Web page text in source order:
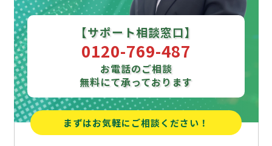
【サポート相談窓口】
0120-769-487
お電話のご相談
無料にて承っております
まずはお気軽にご相談ください！